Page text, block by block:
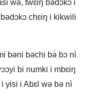
wə, twɛiŋ bədɔkɔ i
chɛiŋ i kikwili
bəni bəchi bə̀ bɔ nì
bi numki i mbɛiŋ
yisi i Abɛl wə bə nì